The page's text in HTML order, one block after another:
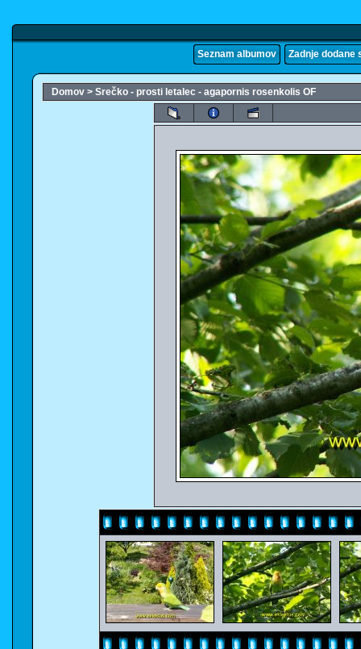
Seznam albumov Zadnje dodane
Domov > Srečko - prosti letalec - agapornis rosenkolis OF